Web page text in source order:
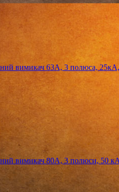
вимикач 63А, 3 полюса, 25кА,
вимикач 80А, 3 полюси, 50